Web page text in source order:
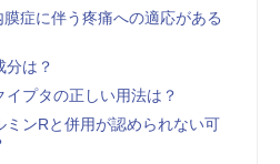
症に伴う疼痛への適応がある
分は？
プタの正しい用法は？
ミンRと併用が認められない可